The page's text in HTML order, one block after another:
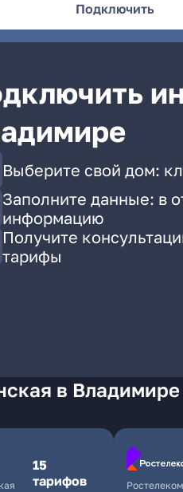
Подключить
Выберите свой дом:
Заполните данные: в
информацию
Получите
тарифы
в Владимире
15
тарифов
Ростелеком